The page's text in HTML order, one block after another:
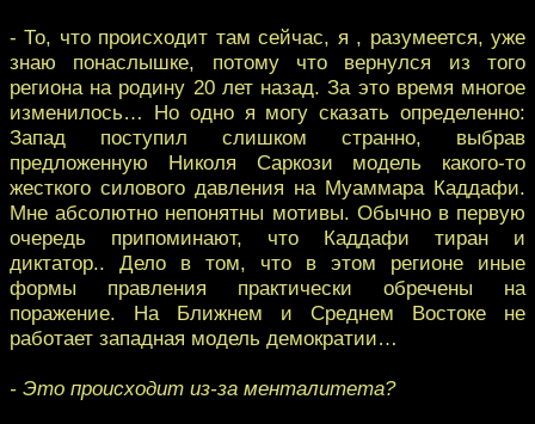
- То, что происходит там сейчас, я , разумеется, уже
знаю понаслышке, потому что вернулся из того
региона на родину 20 лет назад. За это время многое
изменилось… Но одно я могу сказать определенно:
Запад поступил слишком странно, выбрав
предложенную Николя Саркози модель какого-то
жесткого силового давления на Муаммара Каддафи.
Мне абсолютно непонятны мотивы. Обычно в первую
очередь припоминают, что Каддафи тиран и
диктатор.. Дело в том, что в этом регионе иные
формы правления практически обречены на
поражение. На Ближнем и Среднем Востоке не
работает западная модель демократии…
- Это происходит из-за менталитета?